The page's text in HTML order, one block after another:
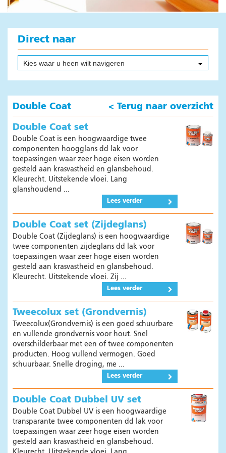
Direct naar
Kies waar u heen wilt navigeren
< Terug naar overzicht
Double Coat
Double Coat set
Double Coat is een hoogwaardige twee
componenten hoogglans dd lak voor
toepassingen waar zeer hoge eisen worden
gesteld aan krasvastheid en glansbehoud.
Kleurecht. Uitstekende vloei. Lang
glanshoudend ...
Lees verder
Double Coat set (Zijdeglans)
Double Coat (Zijdeglans) is een hoogwaardige
twee componenten zijdeglans dd lak voor
toepassingen waar zeer hoge eisen worden
gesteld aan krasvastheid en glansbehoud.
Kleurecht. Uitstekende vloei. Zij ...
Lees verder
Tweecolux set (Grondvernis)
Tweecolux(Grondvernis) is een goed schuurbare
en vullende grondvernis voor hout. Snel
overschilderbaar met een of twee componenten
producten. Hoog vullend vermogen. Goed
schuurbaar. Snelle droging, me ...
Lees verder
Double Coat Dubbel UV set
Double Coat Dubbel UV is een hoogwaardige
transparante twee componenten dd lak voor
toepassingen waar zeer hoge eisen worden
gesteld aan krasvastheid en glansbehoud.
Producten
Oppervlakte Calculator
Veilig werken
Online brochures
Veelgestelde vragen
Nieuws
Composieten
Nieuws
Veilig werken
Kleuren
Model/malbouw
Systemen
Nieuws
Producten
Beton mallen
Kunststofvloeren
Nieuws